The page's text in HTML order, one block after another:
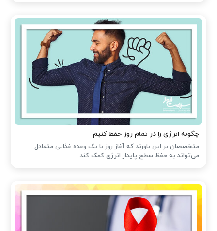
چگونه انرژی را در تمام روز حفظ کنیم
متخصصان بر این باورند که آغاز روز با یک وعده غذایی متعادل
می‌تواند به حفظ سطح پایدار انرژی کمک کند.